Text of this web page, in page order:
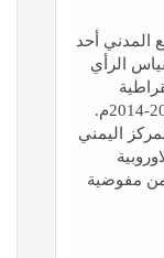
المدني أحد
الرأي
وحقوق الانسان، وذلك خلال الفترة 2012-2014م.
اليمني
من مفوضية